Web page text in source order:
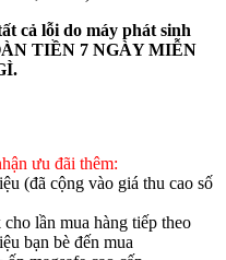
cả lỗi do máy phát sinh
TIỀN 7 NGÀY MIỄN
ưu đãi thêm:
(đã cộng vào giá thu cao số
lần mua hàng tiếp theo
bạn bè đến mua